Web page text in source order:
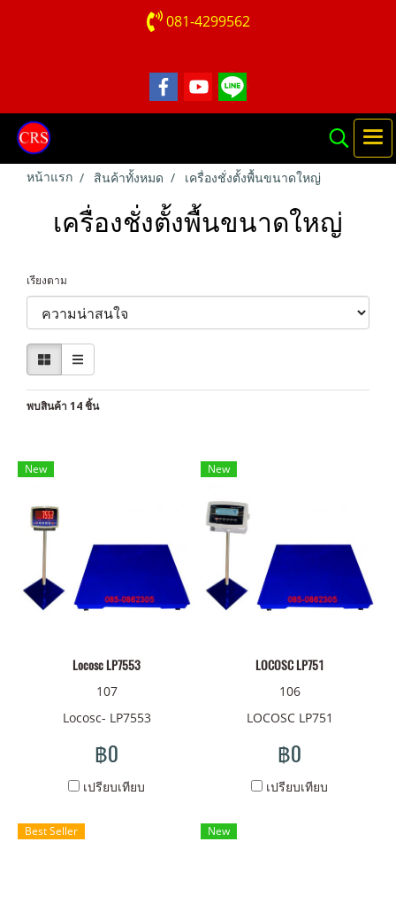
081-4299562
หน้าแรก สินค้าทั้งหมด เครื่องชั่งตั้งพื้นขนาดใหญ่
เครื่องชั่งตั้งพื้นขนาดใหญ่
เรียงตาม
พบสินค้า 14 ชิ้น
New
Locosc LP7553
107
Locosc- LP7553
฿0
เปรียบเทียบ
New
LOCOSC LP751
106
LOCOSC LP751
฿0
เปรียบเทียบ
Best Seller New